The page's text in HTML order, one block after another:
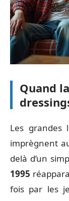
Quand
Les grandes
imprègnent
delà d’un
1995
fois par les